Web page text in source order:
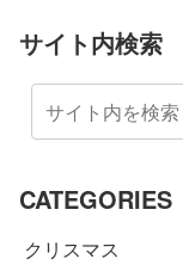
サイト内検索
CATEGORIES
クリスマス